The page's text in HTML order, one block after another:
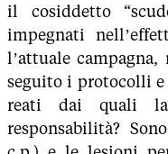
il cosiddetto
impegnati
l’attuale
seguito i protocolli
reati dai quali
responsabilità?